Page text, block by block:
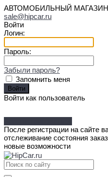
АВТОМОБИЛЬНЫЙ МАГАЗИН
sale@hipcar.ru
Войти
Логин:
Пароль:
Забыли пароль?
Запомнить меня
Войти как пользователь
После регистрации на сайте
отслеживание состояния
новые возможности